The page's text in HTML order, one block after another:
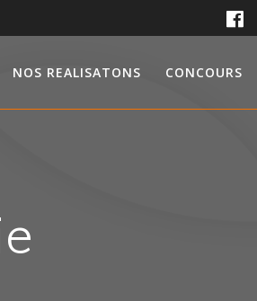
NOS REALISATONS CONCOURS